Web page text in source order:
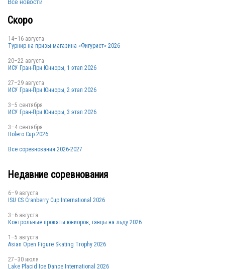
Все новости
Скоро
14–16 августа
Турнир на призы магазина «Фигурист» 2026
20–22 августа
ИСУ Гран-При Юниоры, 1 этап 2026
27–29 августа
ИСУ Гран-При Юниоры, 2 этап 2026
3–5 сентября
ИСУ Гран-При Юниоры, 3 этап 2026
3–4 сентября
Bolero Cup 2026
Все соревнования 2026-2027
Недавние соревнования
6–9 августа
ISU CS Cranberry Cup International 2026
3–6 августа
Контрольные прокаты юниоров, танцы на льду 2026
1–5 августа
Asian Open Figure Skating Trophy 2026
27–30 июля
Lake Placid Ice Dance International 2026